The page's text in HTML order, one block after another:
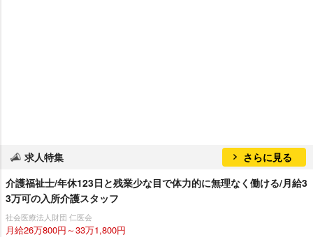
求人特集
さらに見る
介護福祉士/年休123日と残業少な目で体力的に無理なく働ける/月給3
3万可の入所介護スタッフ
社会医療法人財団 仁医会
月給26万800円～33万1,800円